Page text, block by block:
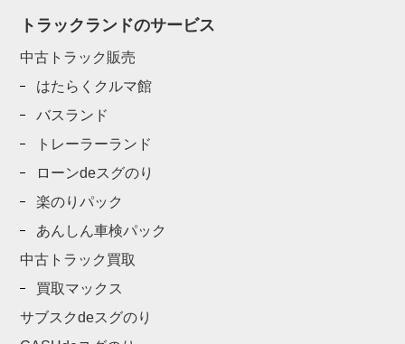
トラックランドのサービス
中古トラック販売
はたらくクルマ館
バスランド
トレーラーランド
ローンdeスグのり
楽のりパック
あんしん車検パック
中古トラック買取
買取マックス
サブスクdeスグのり